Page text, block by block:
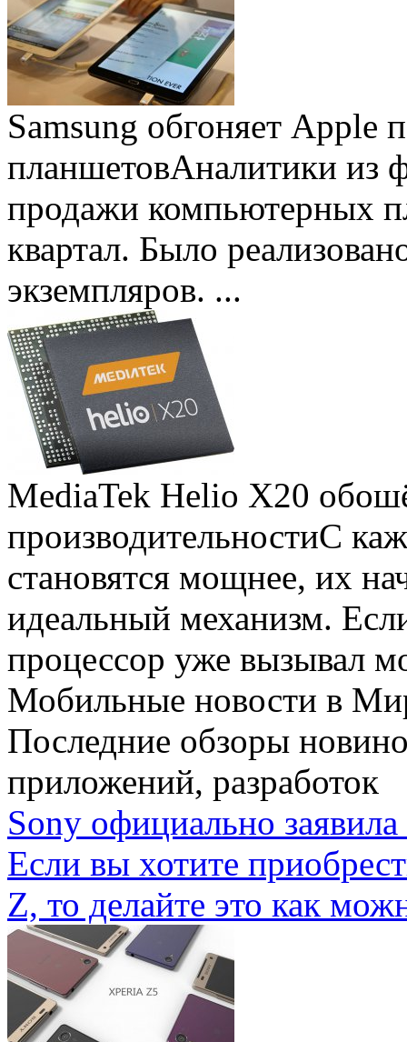
Samsung обгоняет Apple
планшетовАналитики из
продажи компьютерных
квартал. Было
экземпляров. ...
MediaTek Helio X20
производительностиС
становятся мощнее, их
идеальный механизм.
процессор уже вызывал
Мобильные новости в
Последние обзоры
приложений, разработок
Sony официально
Если вы хотите
Z, то делайте это как